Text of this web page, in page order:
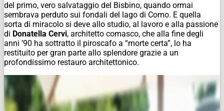
del primo, vero salvataggio del Bisbino, quando ormai
sembrava perduto sui fondali del lago di Como. E quella
sorta di miracolo si deve allo studio, al lavoro e alla passione
di Donatella Cervi, architetto comasco, che alla fine degli
anni ’90 ha sottratto il piroscafo a “morte certa”, lo ha
restituito per gran parte allo splendore grazie a un
profondissimo restauro architettonico.